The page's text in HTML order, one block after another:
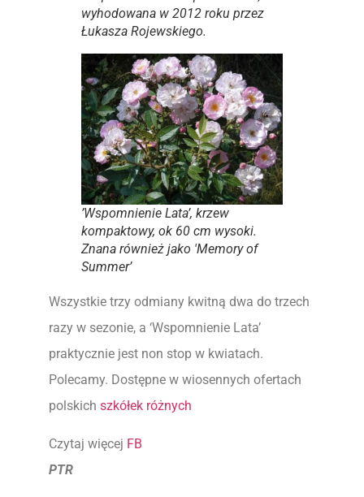
wyhodowana w 2012 roku przez
Łukasza Rojewskiego.
’Wspomnienie Lata’, krzew
kompaktowy, ok 60 cm wysoki.
Znana również jako 'Memory of
Summer’
Wszystkie trzy odmiany kwitną dwa do trzech
razy w sezonie, a ‘Wspomnienie Lata’
praktycznie jest non stop w kwiatach.
Polecamy. Dostępne w wiosennych ofertach
polskich szkółek różnych
Czytaj więcej FB
PTR